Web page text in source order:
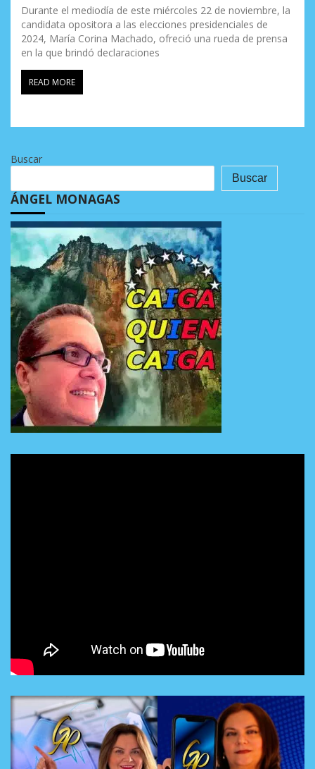
Durante el mediodía de este miércoles 22 de noviembre, la
candidata opositora a las elecciones presidenciales de
2024, María Corina Machado, ofreció una rueda de prensa
en la que brindó declaraciones
READ MORE
Buscar
Buscar
ÁNGEL MONAGAS